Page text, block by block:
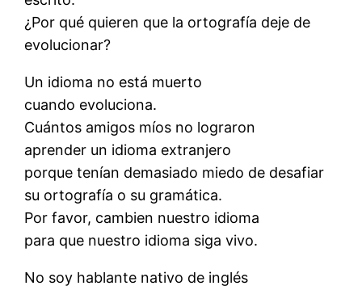
¿Por qué quieren que la ortografía deje de
evolucionar?
Un idioma no está muerto
cuando evoluciona.
Cuántos amigos míos no lograron
aprender un idioma extranjero
porque tenían demasiado miedo de desafiar
su ortografía o su gramática.
Por favor, cambien nuestro idioma
para que nuestro idioma siga vivo.
No soy hablante nativo de inglés